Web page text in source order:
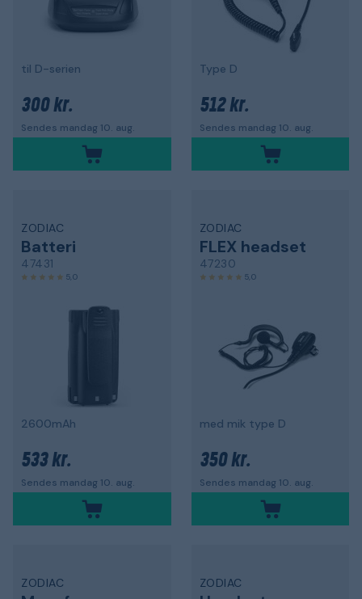
til D-serien
300 kr.
Sendes mandag 10. aug.
Type D
512 kr.
Sendes mandag 10. aug.
ZODIAC
Batteri
47431
5,0
2600mAh
533 kr.
Sendes mandag 10. aug.
ZODIAC
FLEX headset
47230
5,0
med mik type D
350 kr.
Sendes mandag 10. aug.
ZODIAC ZODIAC